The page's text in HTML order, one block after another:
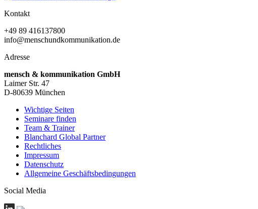
Kontakt
+49 89 416137800
info@menschundkommunikation.de
Adresse
mensch & kommunikation GmbH
Laimer Str. 47
D-80639 München
Wichtige Seiten
Seminare finden
Team & Trainer
Blanchard Global Partner
Rechtliches
Impressum
Datenschutz
Allgemeine Geschäftsbedingungen
Social Media